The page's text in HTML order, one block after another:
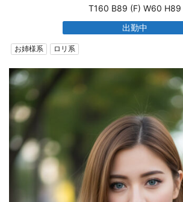
T160 B89 (F) W60 H89
出勤中
お姉様系 ロリ系